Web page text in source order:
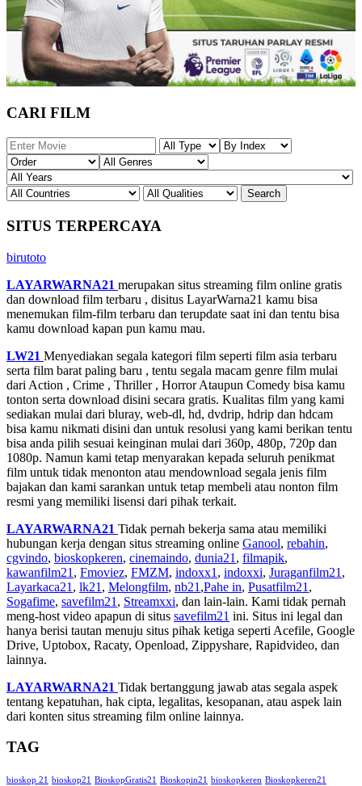
CARI FILM
SITUS TERPERCAYA
birutoto
LAYARWARNA21 merupakan situs streaming film online gratis
dan download film terbaru , disitus LayarWarna21 kamu bisa
menemukan film-film terbaru dan terupdate saat ini dan tentu bisa
kamu download kapan pun kamu mau.
LW21 Menyediakan segala kategori film seperti film asia terbaru
serta film barat paling baru , tentu segala macam genre film mulai
dari Action , Crime , Thriller , Horror Ataupun Comedy bisa kamu
tonton serta download disini secara gratis. Kualitas film yang kami
sediakan mulai dari bluray, web-dl, hd, dvdrip, hdrip dan hdcam
bisa kamu nikmati disini dan untuk resolusi yang kami berikan tentu
bisa anda pilih sesuai keinginan mulai dari 360p, 480p, 720p dan
1080p. Namun kami tetap menyarakan kepada seluruh penikmat
film untuk tidak menonton atau mendownload segala jenis film
bajakan dan kami sarankan untuk tetap membeli atau nonton film
resmi yang memiliki lisensi dari pihak terkait.
LAYARWARNA21 Tidak pernah bekerja sama atau memiliki
hubungan kerja dengan situs streaming online Ganool, rebahin,
cgvindo, bioskopkeren, cinemaindo, dunia21 , filmapik,
kawanfilm21 , Fmoviez, FMZM, indoxx1 , indoxxi, Juraganfilm21 ,
Layarkaca21 , lk21 , Melongfilm, nb21 ,Pahe in, Pusatfilm21 ,
Sogafime, savefilm21 , Streamxxi, dan lain-lain. Kami tidak pernah
meng-host video apapun di situs savefilm21 ini. Situs ini legal dan
hanya berisi tautan menuju situs pihak ketiga seperti Acefile, Google
Drive, Uptobox, Racaty, Openload, Zippyshare, Rapidvideo, dan
lainnya.
LAYARWARNA21 Tidak bertanggung jawab atas segala aspek
tentang kepatuhan, hak cipta, legalitas, kesopanan, atau aspek lain
dari konten situs streaming film online lainnya.
TAG
bioskop 21 bioskop21 BioskopGratis21 Bioskopin21 bioskopkeren Bioskopkeren21